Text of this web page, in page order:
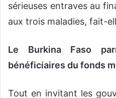
sérieuses entraves au
aux trois maladies, fait-
Le Burkina Faso
bénéficiaires du fonds
Tout en invitant les